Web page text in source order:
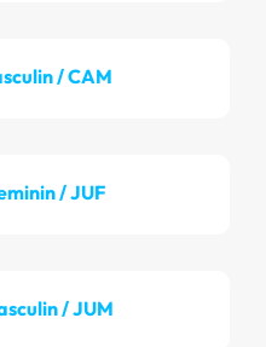
/ CAM
/ JUF
/ JUM